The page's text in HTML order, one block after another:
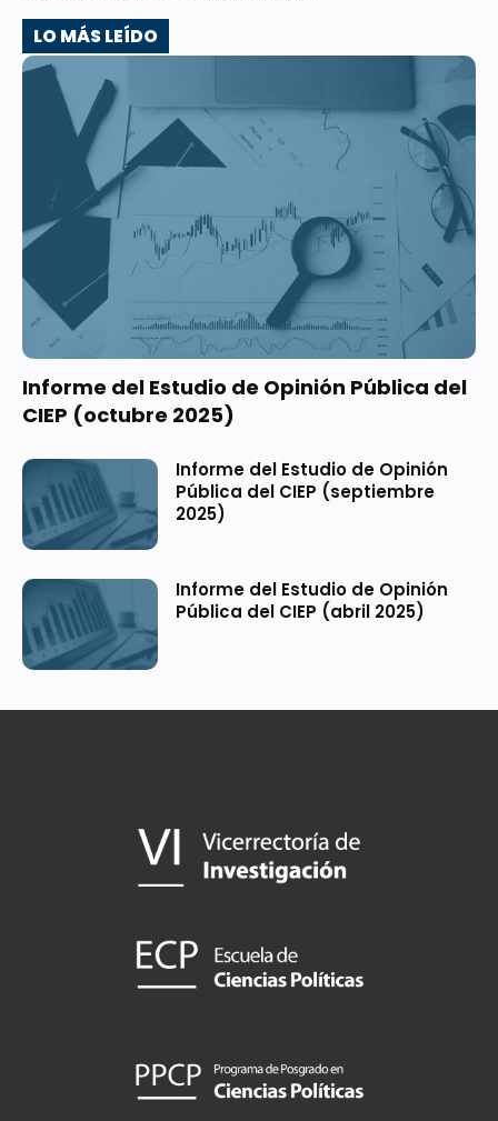
LO MÁS LEÍDO
Informe del Estudio de Opinión Pública del
CIEP (octubre 2025)
Informe del Estudio de Opinión
Pública del CIEP (septiembre
2025)
Informe del Estudio de Opinión
Pública del CIEP (abril 2025)